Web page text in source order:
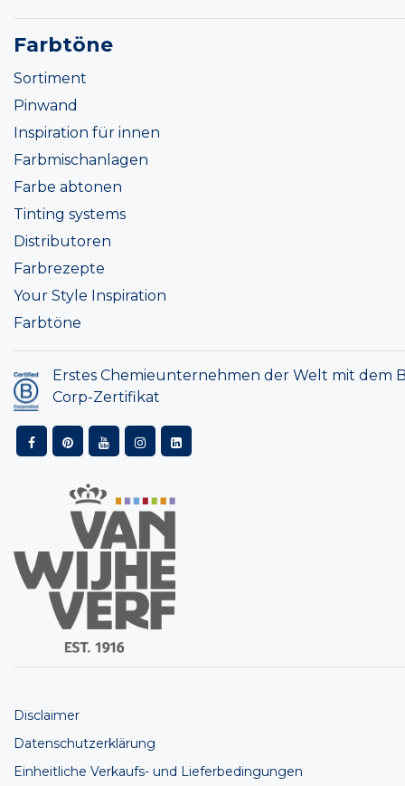
Farbtöne
Sortiment
Pinwand
Inspiration für innen
Farbmischanlagen
Farbe abtonen
Tinting systems
Distributoren
Farbrezepte
Your Style Inspiration
Farbtöne
Erstes Chemieunternehmen der Welt mit dem
Corp-Zertifikat
Disclaimer
Datenschutzerklärung
Einheitliche Verkaufs- und Lieferbedingungen